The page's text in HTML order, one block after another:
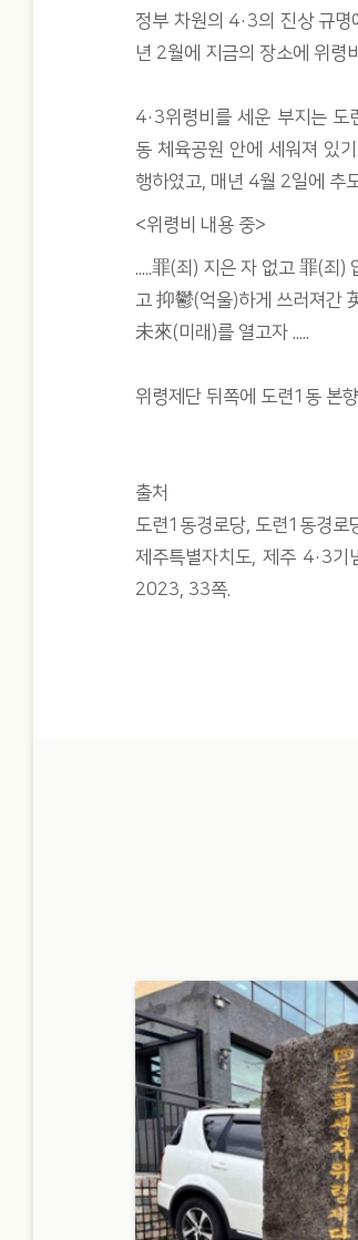
정부 차원의 4·3의 진상 규
년 2월에 지금의 장소에 위령
4·3위령비를 세운 부지는 도
동 체육공원 안에 세워져 있
행하였고, 매년 4월 2일에 추
<위령비 내용 중>
.....罪(죄) 지은 자 없고 罪(죄
고 抑鬱(억울)하게 쓰러져간
未來(미래)를 열고자 .....
위령제단 뒤쪽에 도련1동 본
출처
도련1동경로당, 도련1동경
제주특별자치도, 제주 4·3
2023, 33쪽.